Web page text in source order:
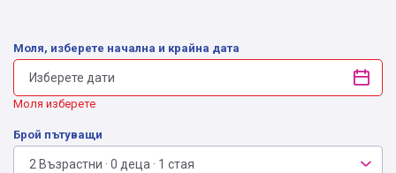
Моля, изберете начална и крайна дата
Моля изберете
Брой пътуващи
2 Възрастни · 0 деца · 1 стая